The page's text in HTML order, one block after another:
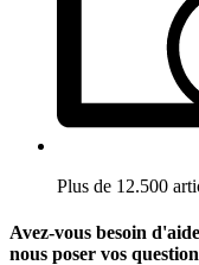
Plus de 12.500
Avez-vous besoin
nous poser vos